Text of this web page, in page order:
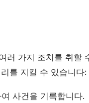
러 가지 조치를 취할
를 지킬 수 있습니다:
사건을 기록합니다.